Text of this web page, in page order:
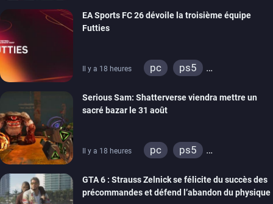
EA Sports FC 26 dévoile la troisième équipe
Futties
Il y a 18 heures pc
ps5
ps4
xbox one
switch 2
Serious Sam: Shatterverse viendra mettre un
sacré bazar le 31 août
Il y a 18 heures pc
ps5
GTA 6 : Strauss Zelnick se félicite du succès des
précommandes et défend l’abandon du physique